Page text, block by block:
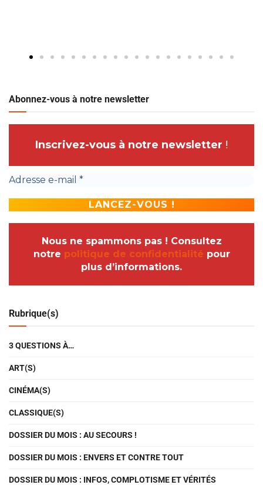
Abonnez-vous à notre newsletter
Inscrivez-vous à notre newsletter !
Nous ne spammons pas ! Consultez
notre politique de confidentialité pour
plus d’informations.
Rubrique(s)
3 QUESTIONS À…
ART(S)
CINÉMA(S)
CLASSIQUE(S)
DOSSIER DU MOIS : AU SECOURS !
DOSSIER DU MOIS : ENVERS ET CONTRE TOUT
DOSSIER DU MOIS : INFOS, COMPLOTISME ET VÉRITÉS